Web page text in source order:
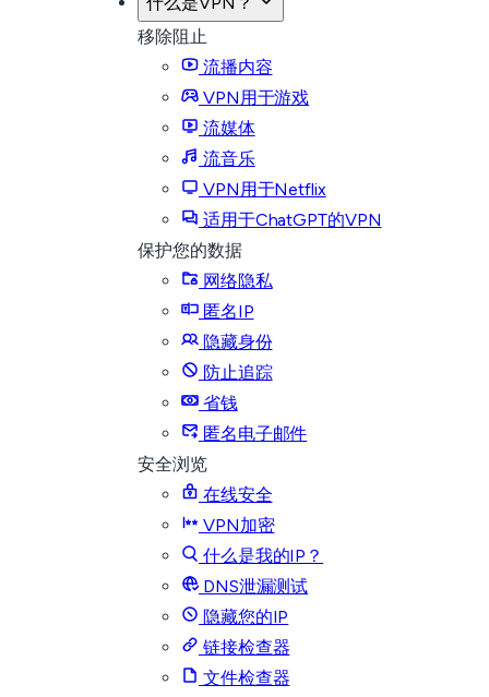
移除阻止
流播内容
VPN用于游戏
流媒体
流音乐
VPN用于Netflix
适用于ChatGPT的VPN
保护您的数据
网络隐私
匿名IP
隐藏身份
防止追踪
省钱
匿名电子邮件
安全浏览
在线安全
VPN加密
什么是我的IP？
DNS泄漏测试
隐藏您的IP
链接检查器
文件检查器